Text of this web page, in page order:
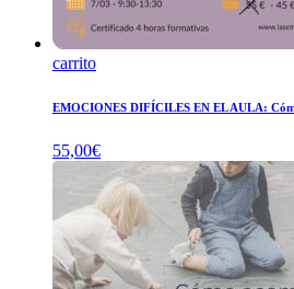
carrito
EMOCIONES DIFÍCILES EN EL AULA:
55,00€